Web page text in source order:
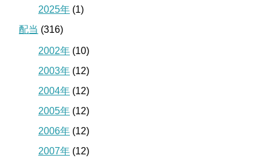
2025年 (1)
配当 (316)
2002年 (10)
2003年 (12)
2004年 (12)
2005年 (12)
2006年 (12)
2007年 (12)